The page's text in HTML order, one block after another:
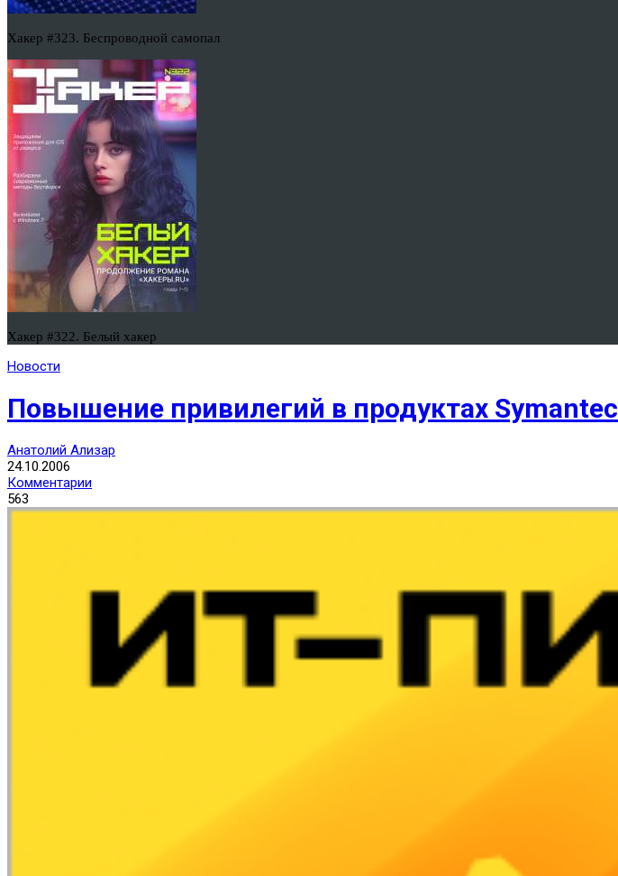
Хакер #323. Беспроводной самопал
Хакер #322. Белый хакер
Новости
Повышение привилегий в продуктах Symantec
Анатолий Ализар
24.10.2006
Комментарии
563